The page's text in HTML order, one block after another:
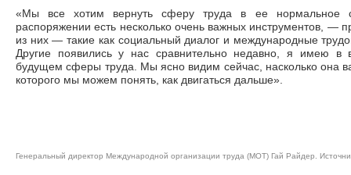
«Мы все хотим вернуть сферу труда в ее нормальное
распоряжении есть несколько очень важных инструментов,
из них ― такие как социальный диалог и международные
Другие появились у нас сравнительно недавно, я имею
будущем сферы труда. Мы ясно видим сейчас, насколько она
которого мы можем понять, как двигаться дальше».
Генеральный директор Международной организации труда (МОТ) Гай Райдер.